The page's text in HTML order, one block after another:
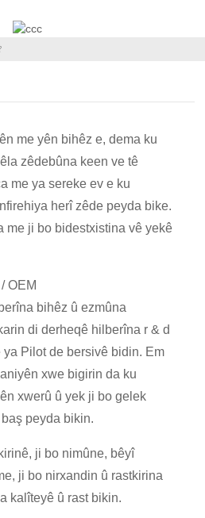
me yên bihêz e, dema ku
zêdebûna keen ve tê
me ya sereke ev e ku
herî zêde peyda bike.
me ji bo bidestxistina vê yekê
OEM
bihêz û ezmûna
di derheqê hilberîna r & d
Pilot de bersivê bidin. Em
xwe bigirin da ku
xwerû û yek ji bo gelek
peyda bikin.
ji bo nimûne, bêyî
ji bo nirxandin û rastkirina
kalîteyê û rast bikin.